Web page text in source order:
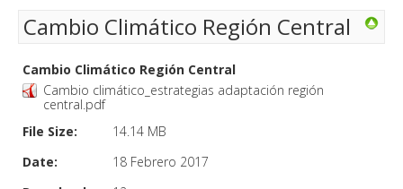
Cambio Climático Región Central
Cambio Climático Región Central
Cambio climático_estrategias adaptación región
central.pdf
File Size:
14.14 MB
Date:
18 Febrero 2017